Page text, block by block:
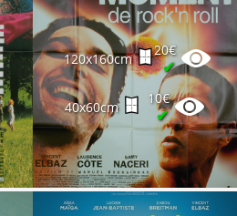
120x160cm
20€
✔
40x60cm
10€
✔